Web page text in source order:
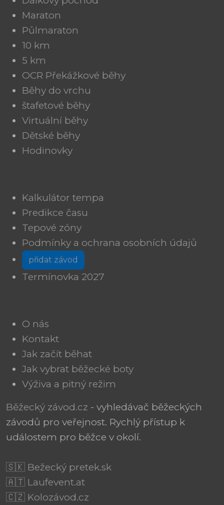
Maraton
Půlmaraton
10 km
5 km
OCR Překážkové běhy
Běhy do vrchu
štafetové běhy
Virtuální běhy
Dětské běhy
Hodinovky
Kalkulátor tempa
Predikce času
Tepové zóny
Podmínky a ochrana osobních údajů
přidat závod
Termínovka 2027
O nás
Kontakt
Jak začít běhat
Jak vybrat běžecké boty
Výživa a pitný režim
Běžecký závod.cz - vyhledávač běžeckých
závodů pro veřejnost. Rychlý přístup k
událostem pro běžce v okolí.
🇸🇰 Bežecký pretek.sk
🇦🇹 Laufevent.at
🇨🇿 Kolozávod.cz